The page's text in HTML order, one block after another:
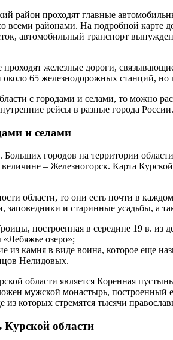
район проходят главные
всеми районами. На подробной карте
автомобильный транспорт
проходят железные дороги,
около 65 железнодорожных станций, но
с городами и селами, то можно
рейсы в разные города России.
и селами
Больших городов на территории
– Железногорск. Карта
области, то они есть почти в
и старинные усадьбы, а
построенная в середине 19 в. из
озеро»;
из камня в виде воина, которое еще
Нелидовых.
области является Коренная
мужской монастырь, построенный
из которых стремятся тысячи
области